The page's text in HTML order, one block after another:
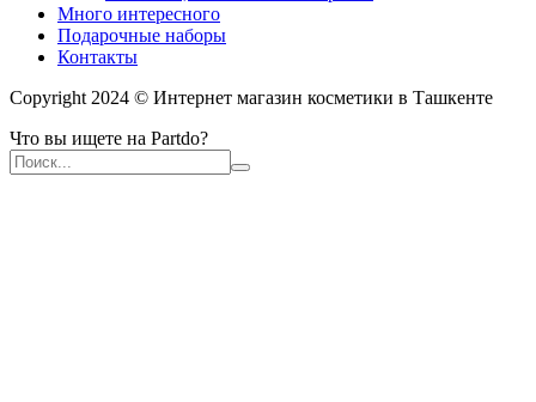
Много интересного
Подарочные наборы
Контакты
Copyright 2024 © Интернет магазин косметики в Ташкенте
Что вы ищете на Partdo?